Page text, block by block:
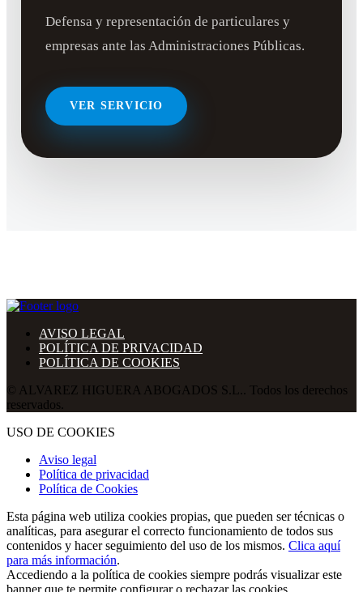
Defensa y representación de particulares y
empresas ante las Administraciones Públicas.
VER SERVICIO
AVISO LEGAL
POLÍTICA DE PRIVACIDAD
POLÍTICA DE COOKIES
© ALVAREZ HIGUERA ABOGADOS S.L.. Todos los derechos
reservados.
USO DE COOKIES
Aviso legal
Política de privacidad
Política de Cookies
Esta página web utiliza cookies propias, que pueden ser técnicas o
analíticas, para asegurar el correcto funcionamiento de todos sus
contenidos y hacer seguimiento del uso de los mismos. Clica aquí
para más información.
Accediendo a la política de cookies siempre podrás visualizar este
banner que te permite configurar o rechazar las cookies.